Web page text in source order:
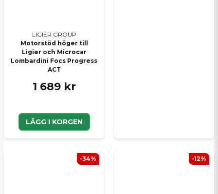
LIGIER GROUP
Motorstöd höger till
Ligier och Microcar
Lombardini Focs Progress
ACT
1 689 kr
LÄGG I KORGEN
-34% -12%